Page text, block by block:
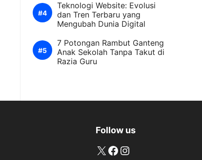
Teknologi Website: Evolusi
dan Tren Terbaru yang
Mengubah Dunia Digital
7 Potongan Rambut Ganteng
Anak Sekolah Tanpa Takut di
Razia Guru
Follow us
X Facebook
Instagram